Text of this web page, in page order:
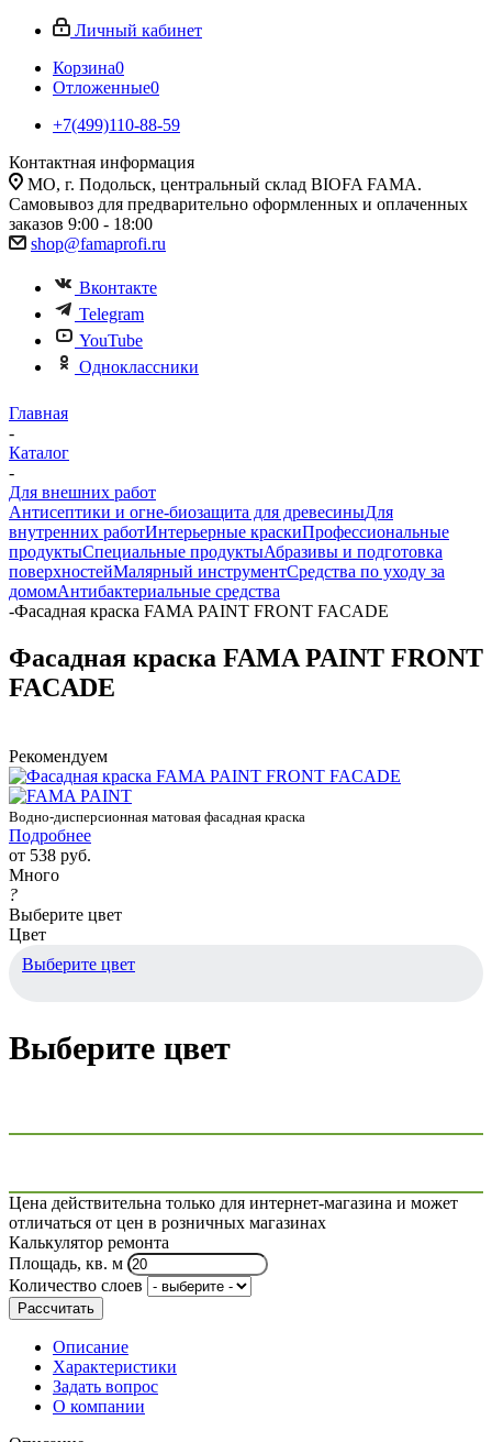
Личный кабинет
Корзина0
Отложенные0
+7(499)110-88-59
Контактная информация
МО, г. Подольск, центральный склад BIOFA FAMA.
Самовывоз для предварительно оформленных и оплаченных
заказов 9:00 - 18:00
shop@famaprofi.ru
Вконтакте
Telegram
YouTube
Одноклассники
Главная
-
Каталог
-
Для внешних работ
Антисептики и огне-биозащита для древесиныДля
внутренних работИнтерьерные краскиПрофессиональные
продуктыСпециальные продуктыАбразивы и подготовка
поверхностейМалярный инструментСредства по уходу за
домомАнтибактериальные средства
-Фасадная краска FAMA PAINT FRONT FACADE
Фасадная краска FAMA PAINT FRONT
FACADE
Рекомендуем
Водно-дисперсионная матовая фасадная краска
Подробнее
от 538 руб.
Много
?
Выберите цвет
Цвет
Выберите цвет
Выберите цвет
Цена действительна только для интернет-магазина и может
отличаться от цен в розничных магазинах
Калькулятор ремонта
Площадь, кв. м
Количество слоев
Рассчитать
Описание
Характеристики
Задать вопрос
О компании